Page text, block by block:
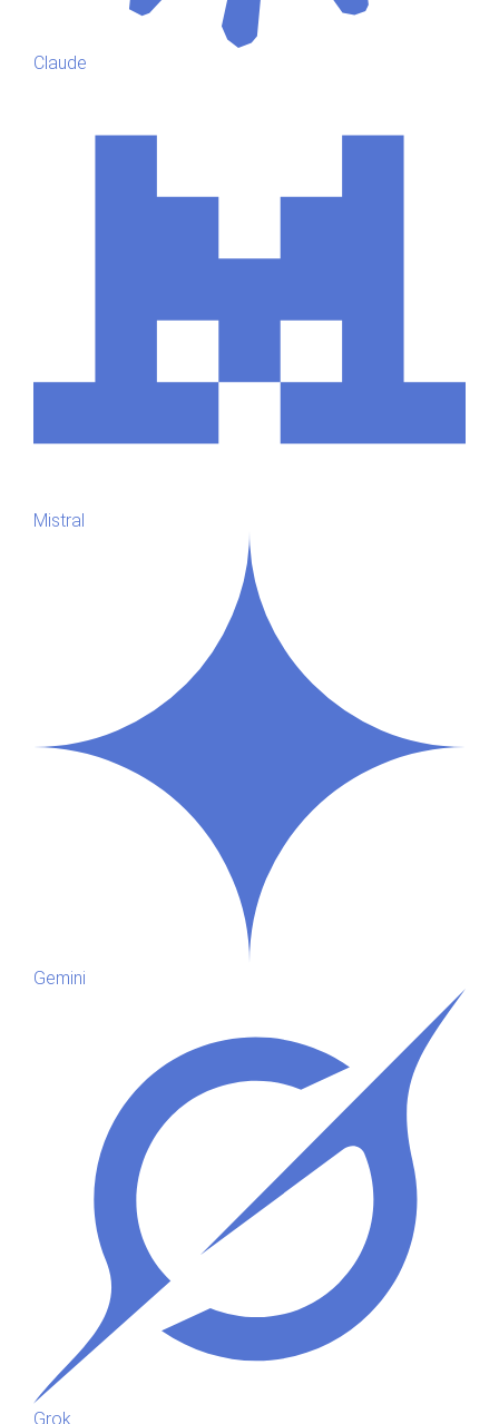
Claude
Mistral
Gemini
Grok